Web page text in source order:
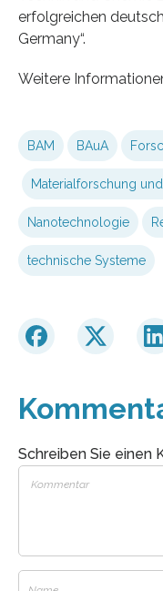
erfolgreichen
Germany“.
Weitere
BAM BAuA
Materialforschung
Nanotechnologie
technische Systeme
Schreiben Sie einen